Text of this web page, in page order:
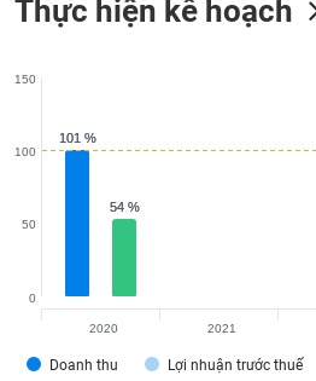
Thực hiện kế hoạch
101 %
101 %
54 %
54 %
Doanh thu Lợi nhuận trước thuế
0
50
100
150
2020 2021
THÔNG
TRUYỀN
TIỆN